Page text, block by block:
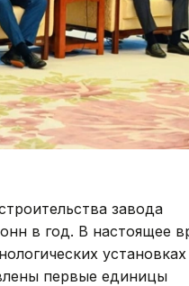
завода
в год. В настоящее
первые единицы